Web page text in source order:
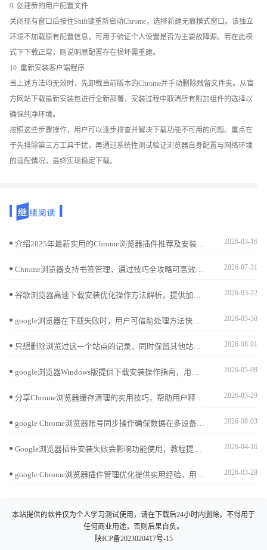
9. 创建新的用户配置文件
关闭现有窗口后按住Shift键重新启动Chrome，选择新建无痕模式窗口。该独立
环境不加载原有配置信息，可用于验证个人设置是否为主要故障源。若在此模
式下下载正常，则说明原配置存在损坏需重建。
10. 重新安装客户端程序
当上述方法均无效时，先卸载当前版本的Chrome并手动删除残留文件夹。从官
方网站下载最新安装包进行全新部署，安装过程中取消所有附加组件的选择以
确保纯净环境。
按照这些步骤操作，用户可以逐步排查并解决下载功能不可用的问题。重点在
于先排除第三方工具干扰，再通过系统性测试验证浏览器自身配置与网络环境
的适配情况，最终实现稳定下载。
2026-03-16
2026-07-31
2026-03-22
2026-03-30
2026-08-01
2026-05-08
2026-03-29
2026-08-03
2026-04-16
2026-03-28
本站提供的软件仅为个人学习测试使用，请在下载后24小时内删除，不得用于
任何商业用途，否则后果自负。
陕ICP备2023020417号-15